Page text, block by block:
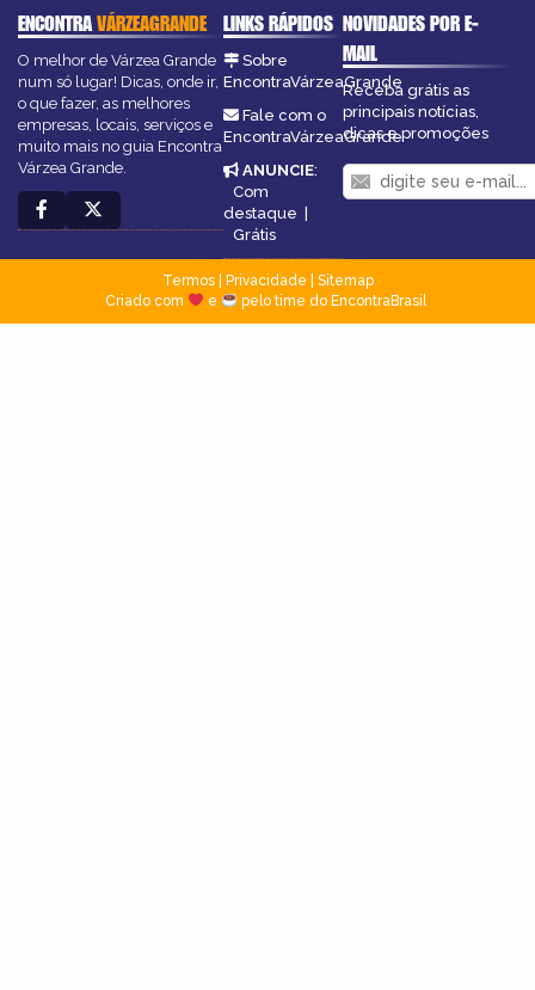
ENCONTRAVÁRZEAGRANDE
O melhor de Várzea Grande
num só lugar! Dicas, onde ir,
o que fazer, as melhores
empresas, locais, serviços e
muito mais no guia Encontra
Várzea Grande.
LINKS RÁPIDOS
Sobre
EncontraVárzeaGrande
Fale com o
EncontraVárzeaGrande
ANUNCIE:
Com
destaque |
Grátis
NOVIDADES POR E-
MAIL
Receba grátis as
principais notícias,
dicas e promoções
Termos| Privacidade
Sitemap
Criado com
e pelo time do EncontraBrasil